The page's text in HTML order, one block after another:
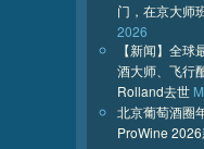
门，在京大师
2026
【新闻】全球
酒大师、飞行
Rolland去世
北京葡萄酒圈
ProWine